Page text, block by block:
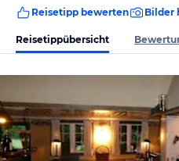
Reisetipp bewerten Bilder
Reisetippübersicht